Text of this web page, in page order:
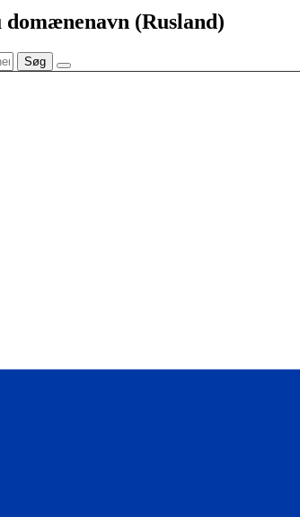
(Rusland)